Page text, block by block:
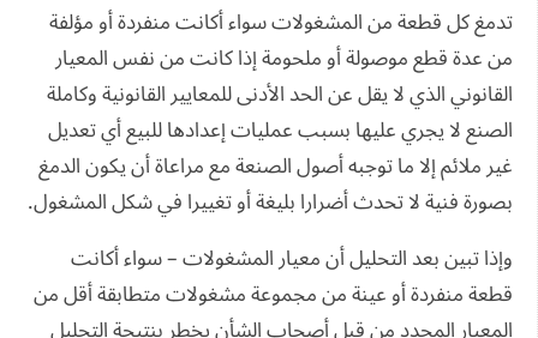
تدمغ كل قطعة من المشغولات سواء أكانت منفردة أو مؤلفة
من عدة قطع موصولة أو ملحومة إذا كانت من نفس المعيار
القانوني الذي لا يقل عن الحد الأدنى للمعايير القانونية وكاملة
الصنع لا يجري عليها بسبب عمليات إعدادها للبيع أي تعديل
غير ملائم إلا ما توجبه أصول الصنعة مع مراعاة أن يكون الدمغ
بصورة فنية لا تحدث أضرارا بليغة أو تغييرا في شكل المشغول.
وإذا تبين بعد التحليل أن معيار المشغولات – سواء أكانت
قطعة منفردة أو عينة من مجموعة مشغولات متطابقة أقل من